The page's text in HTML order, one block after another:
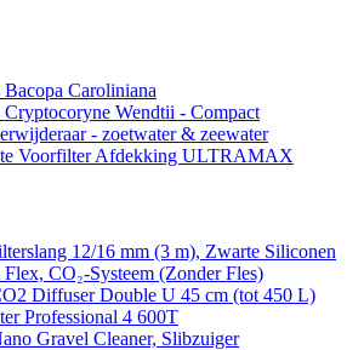
Caroliniana
Cryptocoryne Wendtii - Compact
- zoetwater & zeewater
Voorfilter Afdekking ULTRAMAX
12/16 mm (3 m), Zwarte Siliconen
CO₂-Systeem (Zonder Fles)
Diffuser Double U 45 cm (tot 450 L)
Professional 4 600T
Gravel Cleaner, Slibzuiger